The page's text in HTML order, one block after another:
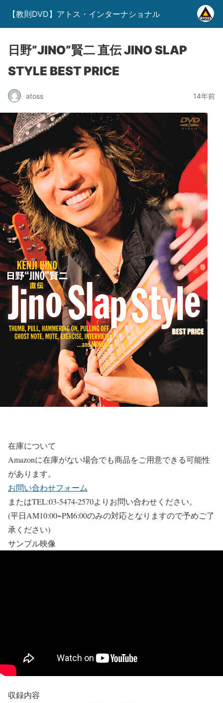
【教則DVD】アトス・インターナショナル
日野”JINO”賢二 直伝 JINO SLAP
STYLE BEST PRICE
atoss 14年前
在庫について
Amazonに在庫がない場合でも商品をご用意できる可能性
があります。
お問い合わせフォーム
またはTEL:03-5474-2570よりお問い合わせください。
(平日AM10:00~PM6:00のみの対応となりますので予めご了
承ください)
サンプル映像
収録内容